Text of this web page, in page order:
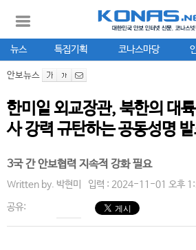
뉴스 특집기획 코나스마당
안보뉴스
한미일 외교장관, 북한의 대
사 강력 규탄하는 공동성명
3국 간 안보협력 지속적 강화 필요
Written by. 박현미 입력 : 2024-11-01 오후
공유: